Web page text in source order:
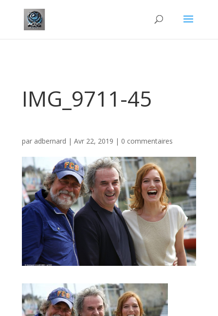
IMG_9711-45
par adbernard | Avr 22, 2019 | 0 commentaires